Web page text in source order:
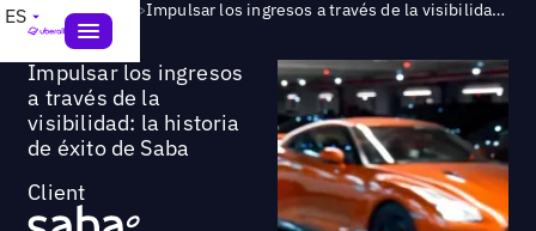
ES Success Story > Impulsar los ingresos a través de la visibilidad: la historia de éxito de Saba
Impulsar los ingresos
a través de la
visibilidad: la historia
de éxito de Saba
Client